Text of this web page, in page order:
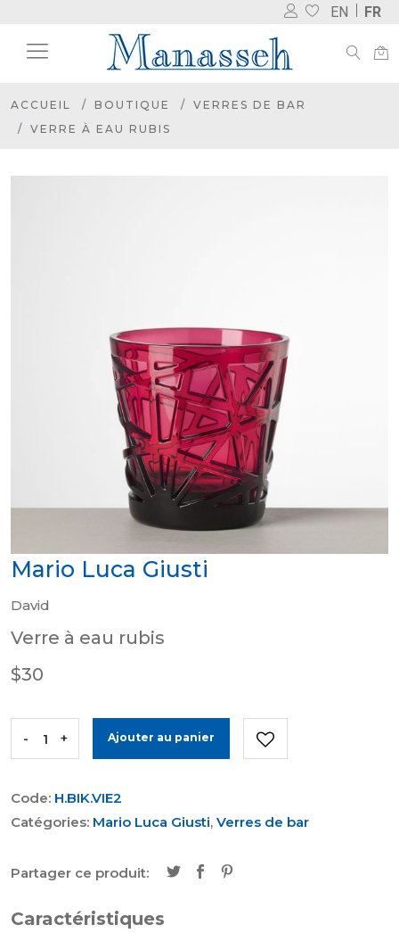
EN FR
ACCUEIL BOUTIQUE
VERRES DE BAR
VERRE À EAU RUBIS
Mario Luca Giusti
David
Verre à eau rubis
$30
- + Ajouter au panier
Code: H.BIK.VIE2
Catégories: Mario Luca Giusti, Verres de bar
Partager ce produit:
Caractéristiques